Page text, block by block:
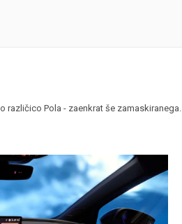
različico Pola - zaenkrat še zamaskiranega.